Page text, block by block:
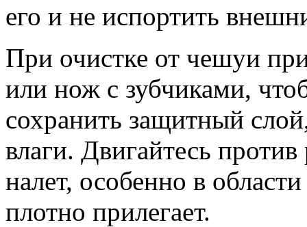
его и не испортить
При очистке от чешуи
или нож с зубчиками,
сохранить защитный
влаги. Двигайтесь
налет, особенно в
плотно прилегает.